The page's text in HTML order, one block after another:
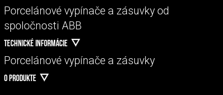
Porcelánové vypínače a zásuvky od
spoločnosti ABB
TECHNICKÉ INFORMÁCIE
Porcelánové vypínače a zásuvky
O PRODUKTE